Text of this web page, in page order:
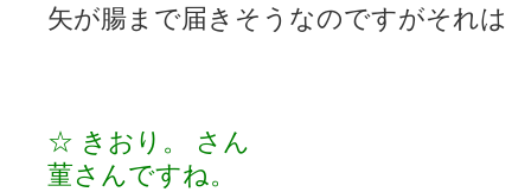
矢が腸まで届きそうなのですがそれは
☆ きおり。 さん
菫さんですね。